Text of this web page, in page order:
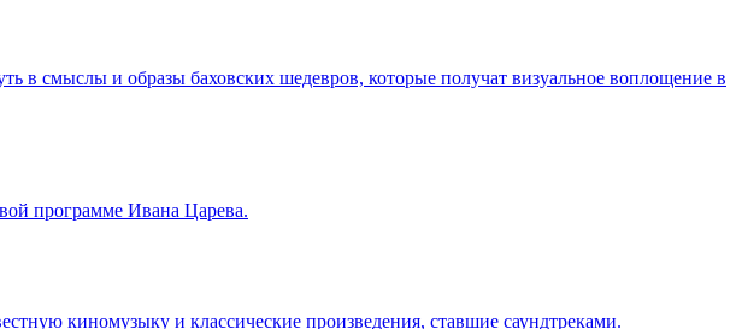
в смыслы и образы баховских шедевров, которые получат визуальное воплощение в
программе Ивана Царева.
киномузыку и классические произведения, ставшие саундтреками.